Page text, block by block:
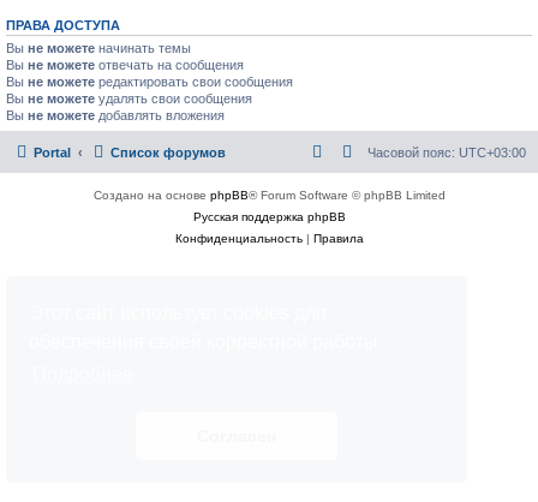
ПРАВА ДОСТУПА
Вы не можете начинать темы
Вы не можете отвечать на сообщения
Вы не можете редактировать свои сообщения
Вы не можете удалять свои сообщения
Вы не можете добавлять вложения
Portal Список форумов Часовой пояс: UTC+03:00
Создано на основе phpBB® Forum Software © phpBB Limited
Русская поддержка phpBB
Конфиденциальность| Правила